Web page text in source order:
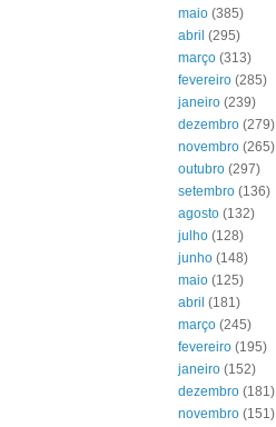
maio (385)
abril (295)
março (313)
fevereiro (285)
janeiro (239)
dezembro (279)
novembro (265)
outubro (297)
setembro (136)
agosto (132)
julho (128)
junho (148)
maio (125)
abril (181)
março (245)
fevereiro (195)
janeiro (152)
dezembro (181)
novembro (151)